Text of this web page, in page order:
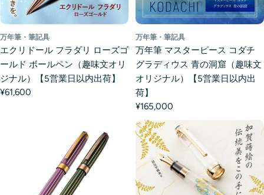
万年筆・筆記具
エクリドール フラダリ ローズゴ
ールド ボールペン（趣味文オリ
ジナル）【5営業日以内出荷】
¥61,600
万年筆・筆記具
万年筆 マスターピース コダチ
グラディウス 青の洞窟（趣味文
オリジナル）【5営業日以内出
荷】
¥165,000